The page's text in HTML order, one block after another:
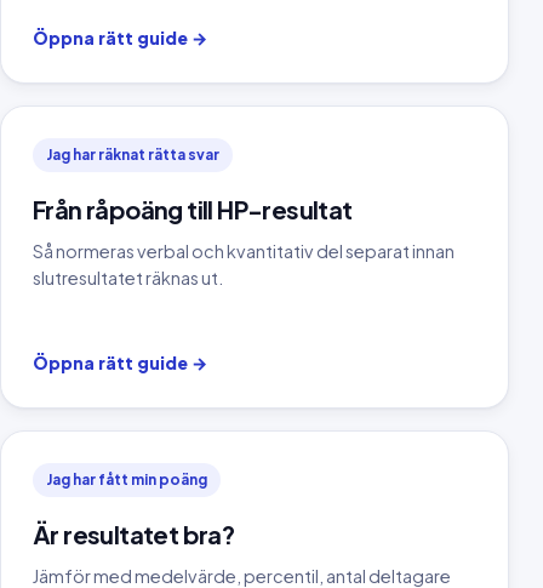
Öppna rätt guide →
Jag har räknat rätta svar
Från råpoäng till HP-resultat
Så normeras verbal och kvantitativ del separat innan
slutresultatet räknas ut.
Öppna rätt guide →
Jag har fått min poäng
Är resultatet bra?
Jämför med medelvärde, percentil, antal deltagare